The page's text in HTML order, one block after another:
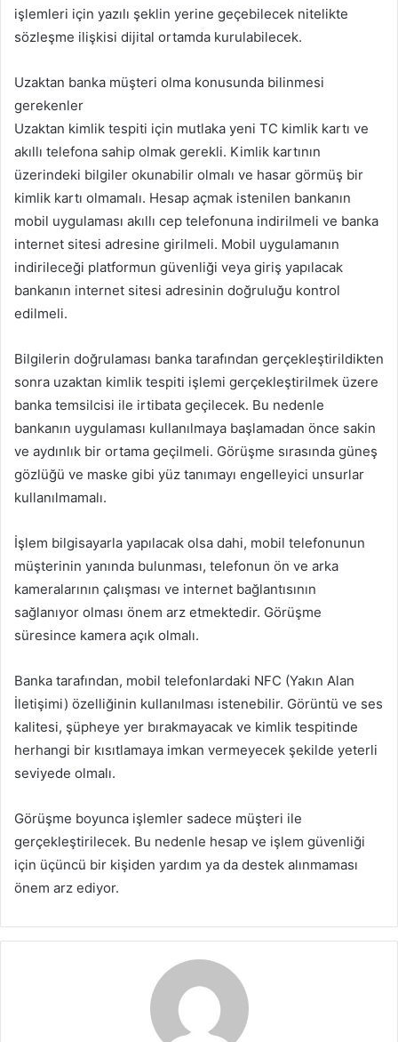
işlemleri için yazılı şeklin yerine geçebilecek nitelikte
sözleşme ilişkisi dijital ortamda kurulabilecek.
Uzaktan banka müşteri olma konusunda bilinmesi
gerekenler
Uzaktan kimlik tespiti için mutlaka yeni TC kimlik kartı ve
akıllı telefona sahip olmak gerekli. Kimlik kartının
üzerindeki bilgiler okunabilir olmalı ve hasar görmüş bir
kimlik kartı olmamalı. Hesap açmak istenilen bankanın
mobil uygulaması akıllı cep telefonuna indirilmeli ve banka
internet sitesi adresine girilmeli. Mobil uygulamanın
indirileceği platformun güvenliği veya giriş yapılacak
bankanın internet sitesi adresinin doğruluğu kontrol
edilmeli.
Bilgilerin doğrulaması banka tarafından gerçekleştirildikten
sonra uzaktan kimlik tespiti işlemi gerçekleştirilmek üzere
banka temsilcisi ile irtibata geçilecek. Bu nedenle
bankanın uygulaması kullanılmaya başlamadan önce sakin
ve aydınlık bir ortama geçilmeli. Görüşme sırasında güneş
gözlüğü ve maske gibi yüz tanımayı engelleyici unsurlar
kullanılmamalı.
İşlem bilgisayarla yapılacak olsa dahi, mobil telefonunun
müşterinin yanında bulunması, telefonun ön ve arka
kameralarının çalışması ve internet bağlantısının
sağlanıyor olması önem arz etmektedir. Görüşme
süresince kamera açık olmalı.
Banka tarafından, mobil telefonlardaki NFC (Yakın Alan
İletişimi) özelliğinin kullanılması istenebilir. Görüntü ve ses
kalitesi, şüpheye yer bırakmayacak ve kimlik tespitinde
herhangi bir kısıtlamaya imkan vermeyecek şekilde yeterli
seviyede olmalı.
Görüşme boyunca işlemler sadece müşteri ile
gerçekleştirilecek. Bu nedenle hesap ve işlem güvenliği
için üçüncü bir kişiden yardım ya da destek alınmaması
önem arz ediyor.